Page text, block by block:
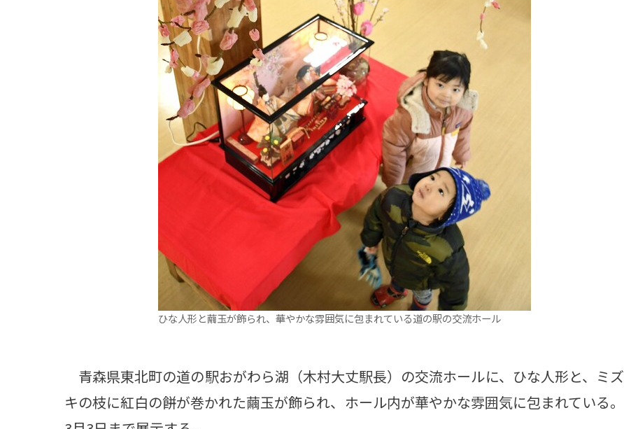
ひな人形と繭玉が飾られ、華やかな雰囲気に包まれている道の駅の交流ホール
青森県東北町の道の駅おがわら湖（木村大丈駅長）の交流ホールに、ひな人形と、ミズ
キの枝に紅白の餅が巻かれた繭玉が飾られ、ホール内が華やかな雰囲気に包まれている。